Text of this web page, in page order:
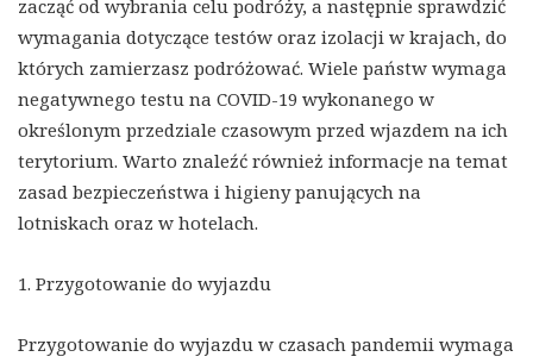
zacząć od wybrania celu podróży, a następnie sprawdzić
wymagania dotyczące testów oraz izolacji w krajach, do
których zamierzasz podróżować. Wiele państw wymaga
negatywnego testu na COVID-19 wykonanego w
określonym przedziale czasowym przed wjazdem na ich
terytorium. Warto znaleźć również informacje na temat
zasad bezpieczeństwa i higieny panujących na
lotniskach oraz w hotelach.
1. Przygotowanie do wyjazdu
Przygotowanie do wyjazdu w czasach pandemii wymaga